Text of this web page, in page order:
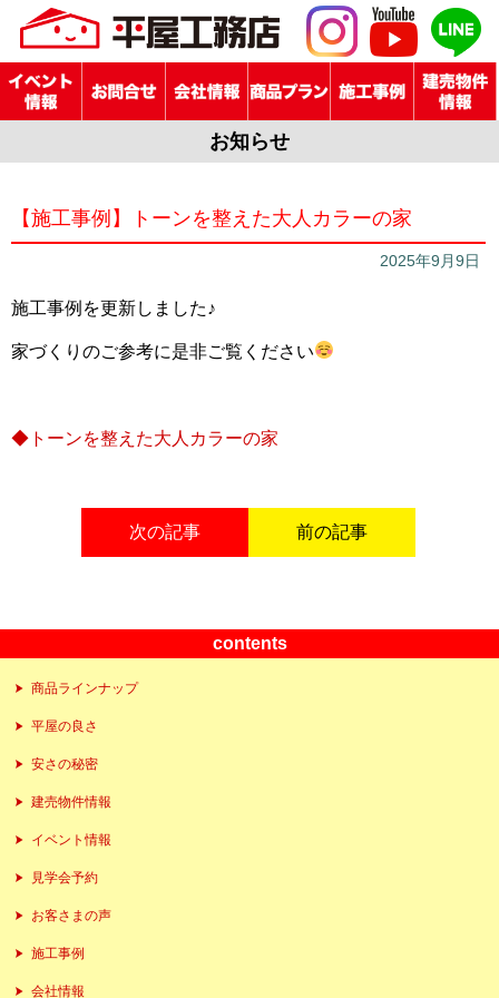
お知らせ
【施工事例】トーンを整えた大人カラーの家
2025年9月9日
施工事例を更新しました♪
家づくりのご参考に是非ご覧ください
◆トーンを整えた大人カラーの家
次の記事 前の記事
contents
商品ラインナップ
平屋の良さ
安さの秘密
建売物件情報
イベント情報
見学会予約
お客さまの声
施工事例
会社情報